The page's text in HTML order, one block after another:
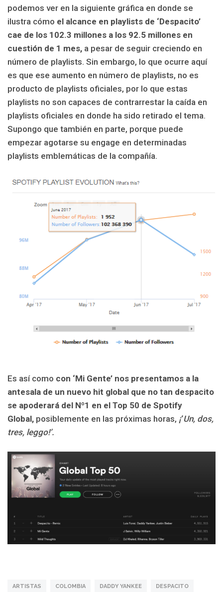
podemos ver en la siguiente gráfica en donde se
ilustra cómo el alcance en playlists de ‘Despacito’
cae de los 102.3 millones a los 92.5 millones en
cuestión de 1 mes, a pesar de seguir creciendo en
número de playlists. Sin embargo, lo que ocurre aquí
es que ese aumento en número de playlists, no es
producto de playlists oficiales, por lo que estas
playlists no son capaces de contrarrestar la caída en
playlists oficiales en donde ha sido retirado el tema.
Supongo que también en parte, porque puede
empezar agotarse su engage en determinadas
playlists emblemáticas de la compañía.
Es así como con ‘Mi Gente’ nos presentamos a la
antesala de un nuevo hit global que no tan despacito
se apoderará del Nº1 en el Top 50 de Spotify
Global, posiblemente en las próximas horas, ¡‘Un, dos,
tres, leggo!’.
ARTISTAS COLOMBIA DADDY YANKEE DESPACITO